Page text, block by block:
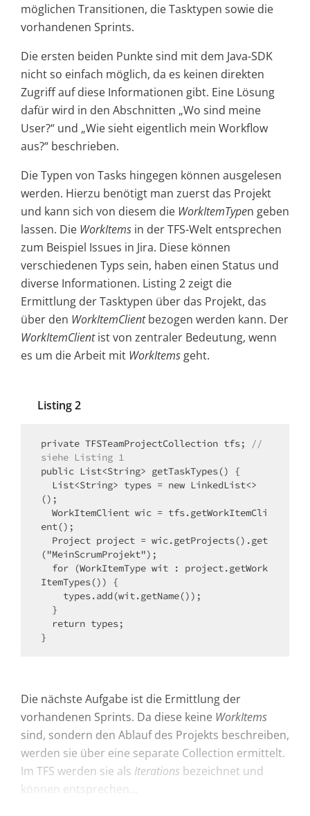
möglichen Transitionen, die Tasktypen sowie die
vorhandenen Sprints.
Die ersten beiden Punkte sind mit dem Java-SDK
nicht so einfach möglich, da es keinen direkten
Zugriff auf diese Informationen gibt. Eine Lösung
dafür wird in den Abschnitten „Wo sind meine
User?“ und „Wie sieht eigentlich mein Workflow
aus?“ beschrieben.
Die Typen von Tasks hingegen können ausgelesen
werden. Hierzu benötigt man zuerst das Projekt
und kann sich von diesem die WorkItemTypen geben
lassen. Die WorkItems in der TFS-Welt entsprechen
zum Beispiel Issues in Jira. Diese können
verschiedenen Typs sein, haben einen Status und
diverse Informationen. Listing 2 zeigt die
Ermittlung der Tasktypen über das Projekt, das
über den WorkItemClientbezogen werden kann. Der
WorkItemClientist von zentraler Bedeutung, wenn
es um die Arbeit mit WorkItems geht.
Listing 2
private TFSTeamProjectCollection tfs;
//
siehe Listing 1
public List<String> getTaskTypes() {
();
ent();
("MeinScrumProjekt");
ItemTypes()) {
}
Die nächste Aufgabe ist die Ermittlung der
vorhandenen Sprints. Da diese keine WorkItems
sind, sondern den Ablauf des Projekts beschreiben,
werden sie über eine separate Collection ermittelt.
Im TFS werden sie als Iterations bezeichnet und
können entsprechen...